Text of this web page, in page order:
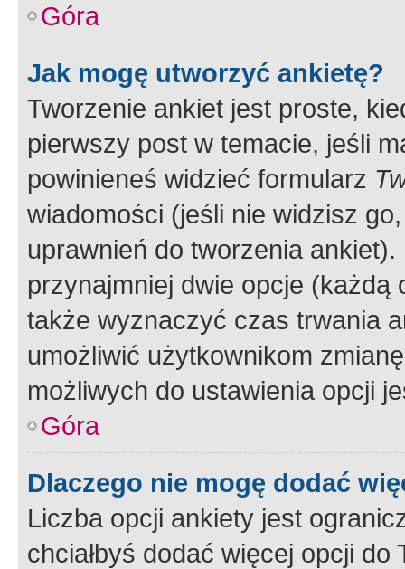
Góra
Jak mogę utworzyć ankietę?
Tworzenie ankiet jest proste,
pierwszy post w temacie, jeśli
powinieneś widzieć formularz
wiadomości (jeśli nie widzisz
uprawnień do tworzenia
przynajmniej dwie opcje
także wyznaczyć czas trwania
umożliwić użytkownikom
możliwych do ustawienia opcji
Góra
Dlaczego nie mogę dodać
Liczba opcji ankiety jest
chciałbyś dodać więcej opcji